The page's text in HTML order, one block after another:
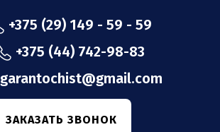
+375 (29) 149 - 59 - 59
+375 (44) 742-98-83
garantochist@gmail.com
ЗАКАЗАТЬ ЗВОНОК